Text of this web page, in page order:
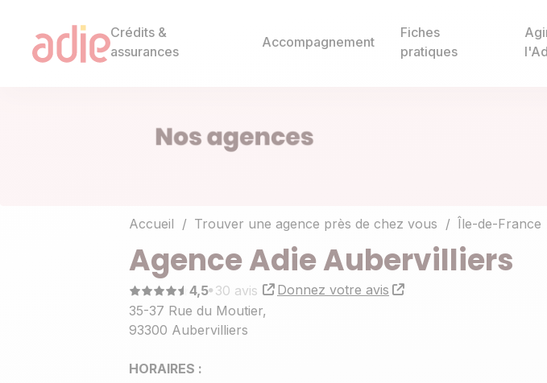
Crédits &
assurances
Accompagnement
Fiches
pratiques
Accueil Trouver une agence près de chez vous Île-de-France
Agence Adie Aubervilliers
4,5 30 avis
Donnez votre avis
35-37 Rue du Moutier,
93300 Aubervilliers
HORAIRES :